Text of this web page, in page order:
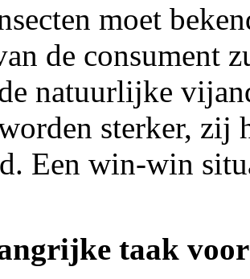
moet
de consument
natuurlijke
sterker, zij
Een win-win
taak